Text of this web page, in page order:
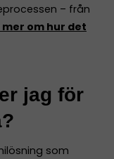
– från
mer om hur det
jag för
som